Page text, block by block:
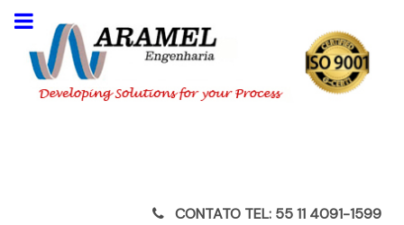
CONTATO TEL: 55 11 4091-1599